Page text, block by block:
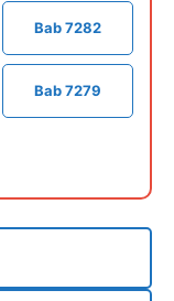
Bab 7282
Bab 7279